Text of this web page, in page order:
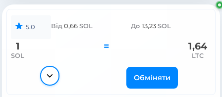
5.0 Від 0,66 SOL До 13,23 SOL
1
SOL
= 1,64
LTC
Обміняти